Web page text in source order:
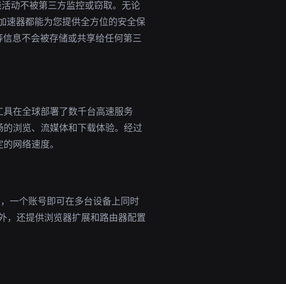
动不被第三方监控或窃取。无论
速器都能为您提供全方位的安全保
息不会被存储或共享给任何第三
在全球部署了数千台高速服务
浏览、流媒体和下载体验。经过
网络速度。
一个账号即可在多台设备上同时
，还提供浏览器扩展和路由器配置